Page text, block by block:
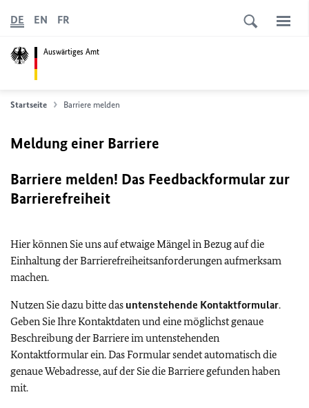
Auswärtiges Amt
DE EN FR
Startseite Barriere melden
Meldung einer Barriere
Barriere melden! Das Feedbackformular zur
Barrierefreiheit
Hier können Sie uns auf etwaige Mängel in Bezug auf die
Einhaltung der Barrierefreiheitsanforderungen aufmerksam
machen.
Nutzen Sie dazu bitte das untenstehende Kontaktformular.
Geben Sie Ihre Kontaktdaten und eine möglichst genaue
Beschreibung der Barriere im untenstehenden
Kontaktformular ein. Das Formular sendet automatisch die
genaue Webadresse, auf der Sie die Barriere gefunden haben
mit.